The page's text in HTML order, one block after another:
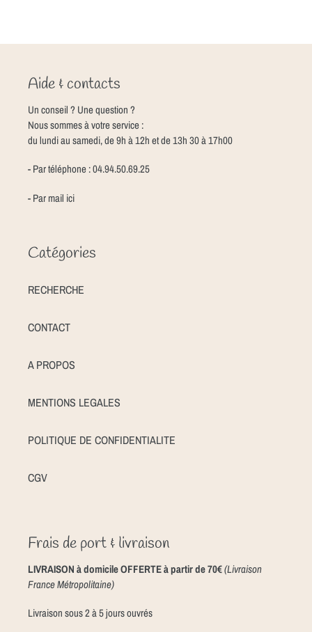
Aide & contacts
Un conseil ? Une question ?
Nous sommes à votre service :
du lundi au samedi, de 9h à 12h et de 13h 30 à 17h00
- Par téléphone : 04.94.50.69.25
- Par mail ici
Catégories
RECHERCHE
CONTACT
A PROPOS
MENTIONS LEGALES
POLITIQUE DE CONFIDENTIALITE
CGV
Frais de port & livraison
LIVRAISON à domicile OFFERTE à partir de 70€(Livraison
France Métropolitaine)
Livraison sous 2 à 5 jours ouvrés